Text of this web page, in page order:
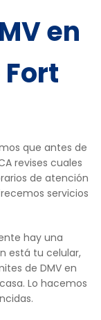
en
que antes de
revises cuales
de atención
servicios
hay una
está tu celular,
de DMV en
Lo hacemos